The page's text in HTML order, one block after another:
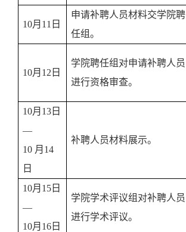
10月 11 日
申请补聘人员材料交学院聘
任组。
10月 12 日
学院聘任组对申请补聘人员
进行资格审查。
10月 13 日
—
10 月 14
日
补聘人员材料展示。
10月 15 日
—
10月 16 日
学院学术评议组对补聘人员
进行学术评议。